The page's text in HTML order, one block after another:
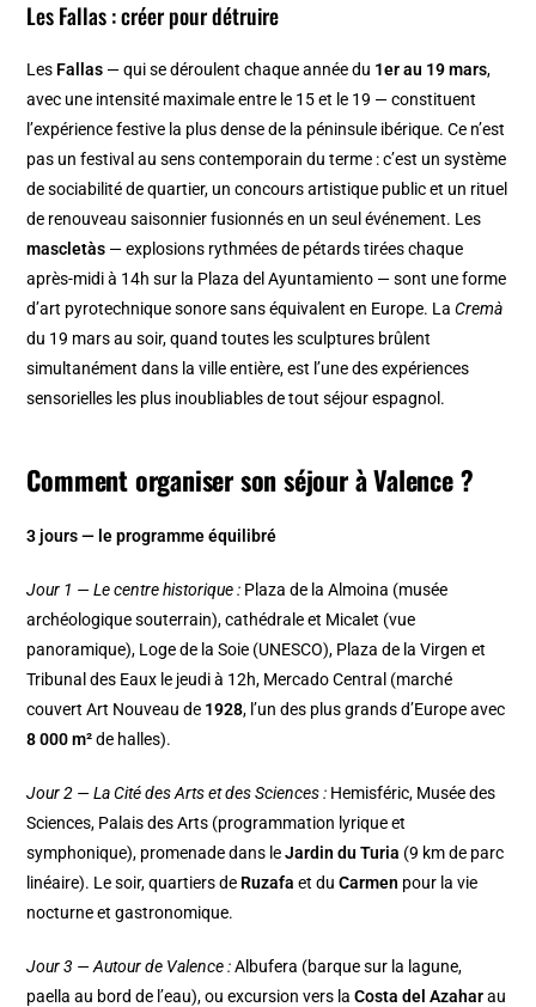
Les Fallas : créer pour détruire
Les Fallas — qui se déroulent chaque année du 1er au 19 mars,
avec une intensité maximale entre le 15 et le 19 — constituent
l’expérience festive la plus dense de la péninsule ibérique. Ce n’est
pas un festival au sens contemporain du terme : c’est un système
de sociabilité de quartier, un concours artistique public et un rituel
de renouveau saisonnier fusionnés en un seul événement. Les
mascletàs — explosions rythmées de pétards tirées chaque
après-midi à 14h sur la Plaza del Ayuntamiento — sont une forme
d’art pyrotechnique sonore sans équivalent en Europe. LaCremà
du 19 mars au soir, quand toutes les sculptures brûlent
simultanément dans la ville entière, est l’une des expériences
sensorielles les plus inoubliables de tout séjour espagnol.
Comment organiser son séjour à Valence ?
3 jours — le programme équilibré
Jour 1 — Le centre historique : Plaza de la Almoina (musée
archéologique souterrain), cathédrale et Micalet (vue
panoramique), Loge de la Soie (UNESCO), Plaza de la Virgen et
Tribunal des Eaux le jeudi à 12h, Mercado Central (marché
couvert Art Nouveau de 1928, l’un des plus grands d’Europe avec
8 000 m²de halles).
Jour 2 — La Cité des Arts et des Sciences : Hemisféric, Musée des
Sciences, Palais des Arts (programmation lyrique et
symphonique), promenade dans leJardin du Turia (9 km de parc
linéaire). Le soir, quartiers de Ruzafa et duCarmen pour la vie
nocturne et gastronomique.
Jour 3 — Autour de Valence :Albufera (barque sur la lagune,
paella au bord de l’eau), ou excursion vers laCosta del Azaharau